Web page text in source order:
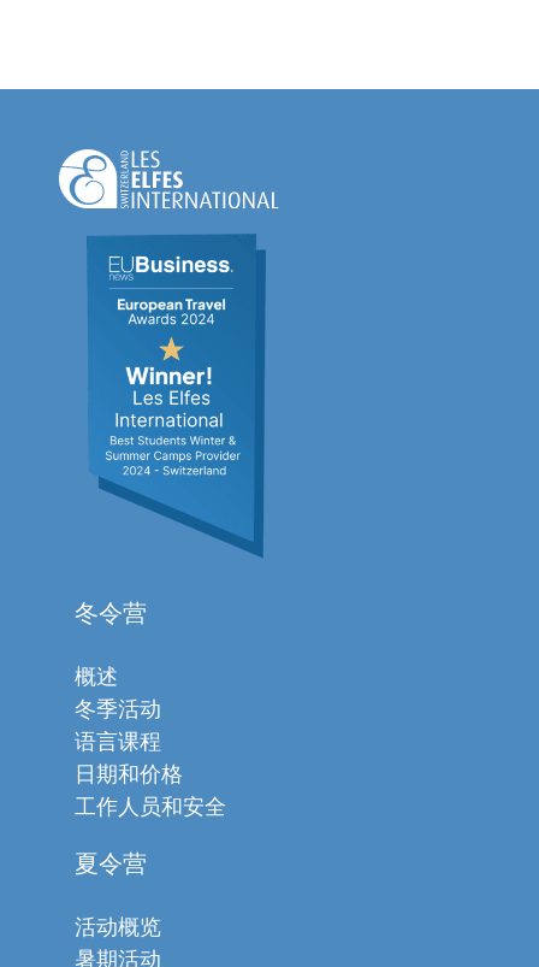
冬令营
概述
冬季活动
语言课程
日期和价格
工作人员和安全
夏令营
活动概览
暑期活动